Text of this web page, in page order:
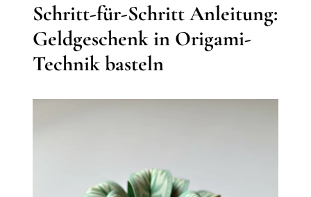
Schritt-für-Schritt Anleitung:
Geldgeschenk in Origami-
Technik basteln